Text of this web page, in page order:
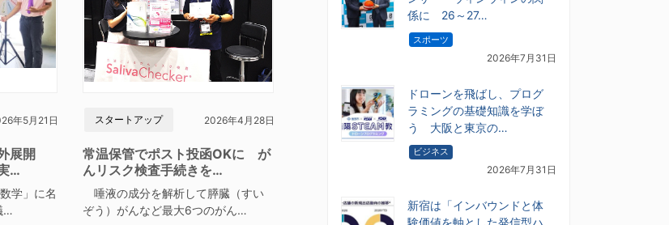
年5月21日
展開
…
学」に名
…
スタートアップ 2026年4月28日
常温保管でポスト投函OKに が
んリスク検査手続きを…
唾液の成分を解析して膵臓（すい
ぞう）がんなど最大6つのがん…
係に 26～27…
スポーツ
2026年7月31日
ドローンを飛ばし、プログ
ラミングの基礎知識を学ぼ
う 大阪と東京の…
ビジネス
2026年7月31日
新宿は「インバウンドと体